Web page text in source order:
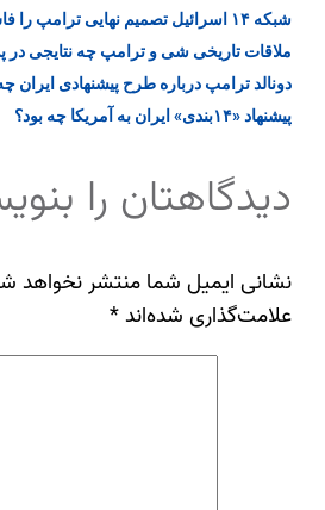
شبکه ۱۴ اسرائیل تصمیم نهایی ترامپ را فاش کرد
ملاقات تاریخی شی و ترامپ چه نتایجی
دونالد ترامپ درباره طرح پیشنهادی ایران
پیشنهاد «۱۴بندی» ایران به آمریکا چه بود؟
دیدگاهتان را
نشانی ایمیل شما منتشر نخواهد
علامت‌گذاری شده‌اند*